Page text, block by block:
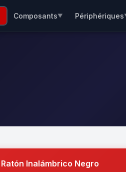
Composants▼ Périphériques
Inalámbrico Negro